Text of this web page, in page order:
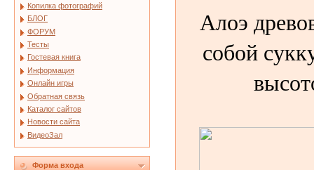
Копилка фотографий
БЛОГ
ФОРУМ
Тесты
Гостевая книга
Информация
Онлайн игры
Обратная связь
Каталог сайтов
Новости сайта
ВидеоЗал
Форма входа
Алоэ
собой